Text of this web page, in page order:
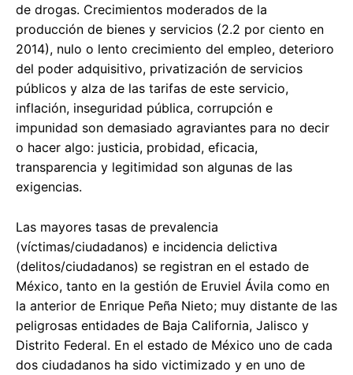
de drogas. Crecimientos moderados de la
producción de bienes y servicios (2.2 por ciento en
2014), nulo o lento crecimiento del empleo, deterioro
del poder adquisitivo, privatización de servicios
públicos y alza de las tarifas de este servicio,
inflación, inseguridad pública, corrupción e
impunidad son demasiado agraviantes para no decir
o hacer algo: justicia, probidad, eficacia,
transparencia y legitimidad son algunas de las
exigencias.
Las mayores tasas de prevalencia
(víctimas/ciudadanos) e incidencia delictiva
(delitos/ciudadanos) se registran en el estado de
México, tanto en la gestión de Eruviel Ávila como en
la anterior de Enrique Peña Nieto; muy distante de las
peligrosas entidades de Baja California, Jalisco y
Distrito Federal. En el estado de México uno de cada
dos ciudadanos ha sido victimizado y en uno de